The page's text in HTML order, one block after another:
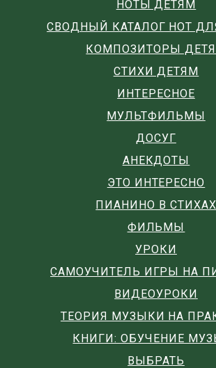
НОТЫ ДЕТЯМ
СВОДНЫЙ КАТАЛОГ НОТ
КОМПОЗИТОРЫ
СТИХИ ДЕТЯМ
ИНТЕРЕСНОЕ
МУЛЬТФИЛЬМЫ
ДОСУГ
АНЕКДОТЫ
ЭТО ИНТЕРЕСНО
ПИАНИНО В СТИХАХ
ФИЛЬМЫ
УРОКИ
САМОУЧИТЕЛЬ ИГРЫ НА
ВИДЕОУРОКИ
ТЕОРИЯ МУЗЫКИ НА
КНИГИ: ОБУЧЕНИЕ
ВЫБРАТЬ